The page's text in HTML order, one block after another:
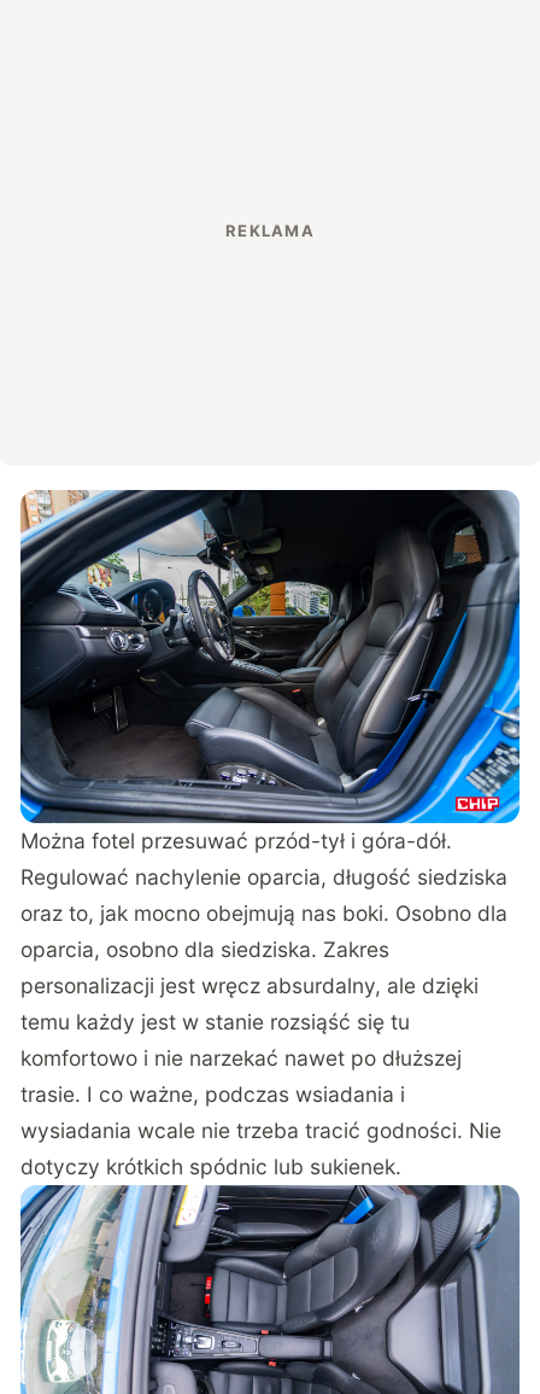
Można fotel przesuwać przód-tył i góra-dół.
Regulować nachylenie oparcia, długość siedziska
oraz to, jak mocno obejmują nas boki. Osobno dla
oparcia, osobno dla siedziska. Zakres
personalizacji jest wręcz absurdalny, ale dzięki
temu każdy jest w stanie rozsiąść się tu
komfortowo i nie narzekać nawet po dłuższej
trasie. I co ważne, podczas wsiadania i
wysiadania wcale nie trzeba tracić godności. Nie
dotyczy krótkich spódnic lub sukienek.